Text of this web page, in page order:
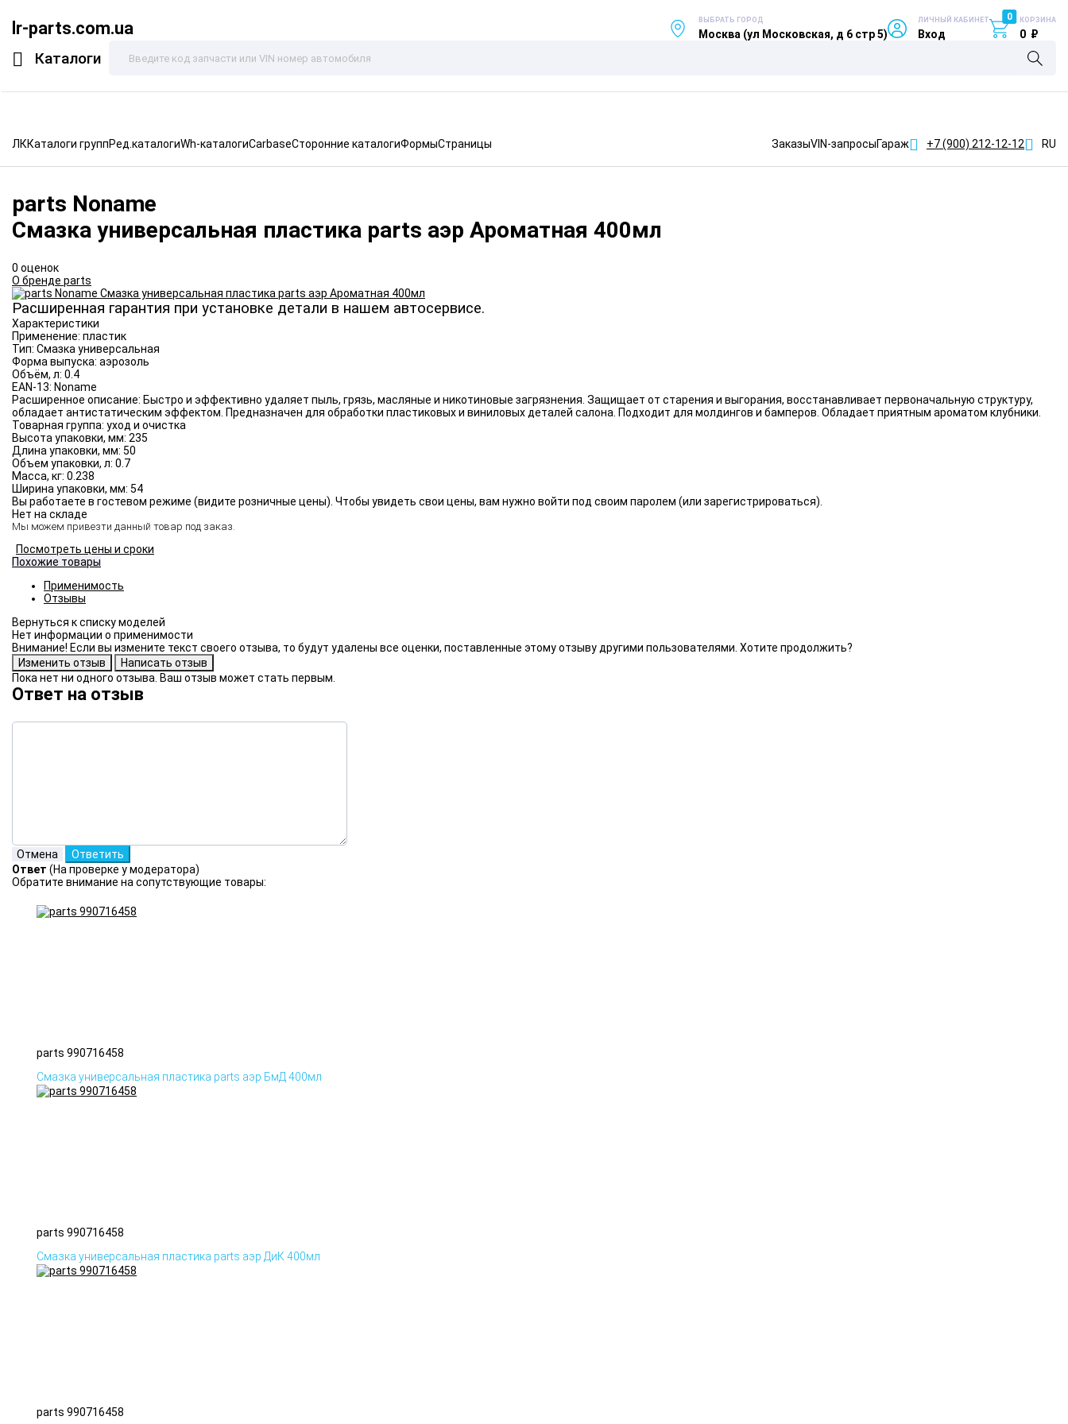
lr-parts.com.ua
Каталоги
ВЫБРАТЬ ГОРОД
Москва (ул Московская, д 6 стр 5)
ЛИЧНЫЙ КАБИНЕТ
Вход
0 КОРЗИНА
0 ₽
ЛККаталоги группРед.каталогиWh-каталогиCarbaseСторонние каталогиФормыСтраницы ЗаказыVIN-запросыГараж +7 (900) 212-12-12 RU
parts Noname
Смазка универсальная пластика parts аэр Ароматная 400мл
0 оценок
О бренде parts
Расширенная гарантия при установке детали в нашем автосервисе.
Характеристики
Применение: пластик
Тип: Смазка универсальная
Форма выпуска: аэрозоль
Объём, л: 0.4
EAN-13: Noname
Расширенное описание: Быстро и эффективно удаляет пыль, грязь, масляные и никотиновые загрязнения. Защищает от старения и выгорания, восстанавливает первоначальную структуру,
обладает антистатическим эффектом. Предназначен для обработки пластиковых и виниловых деталей салона. Подходит для молдингов и бамперов. Обладает приятным ароматом клубники.
Товарная группа: уход и очистка
Высота упаковки, мм: 235
Длина упаковки, мм: 50
Объем упаковки, л: 0.7
Масса, кг: 0.238
Ширина упаковки, мм: 54
Вы работаете в гостевом режиме (видите розничные цены). Чтобы увидеть свои цены, вам нужно войти под своим паролем (или зарегистрироваться).
Нет на складе
Мы можем привезти данный товар под заказ.
Посмотреть цены и сроки
Похожие товары
Применимость
Отзывы
Нет информации о применимости
Внимание! Если вы измените текст своего отзыва, то будут удалены все оценки, поставленные этому отзыву другими пользователями. Хотите продолжить?
Пока нет ни одного отзыва. Ваш отзыв может стать первым.
Ответ на отзыв
Ответ (На проверке у модератора)
Обратите внимание на сопутствующие товары:
parts 990716458
Смазка универсальная пластика parts аэр БмД 400мл
parts 990716458
Смазка универсальная пластика parts аэр ДиК 400мл
parts 990716458